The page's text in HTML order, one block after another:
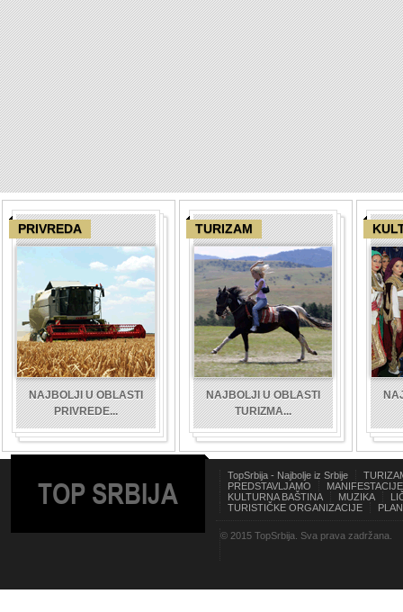
PRIVREDA
NAJBOLJI U OBLASTI
PRIVREDE...
TURIZAM
NAJBOLJI U OBLASTI
TURIZMA...
TOP SRBIJA
TopSrbija - Najbolje iz Srbije
PREDSTAVLJAMO
MANIFESTACIJE
KULTURNA BAŠTINA
MUZIKA
TURISTIČKE ORGANIZACIJE
© 2015 TopSrbija. Sva prava zadržana.